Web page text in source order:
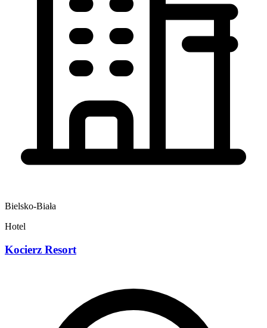
Bielsko-Biała
Hotel
Kocierz Resort